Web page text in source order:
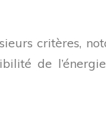
critères,
de